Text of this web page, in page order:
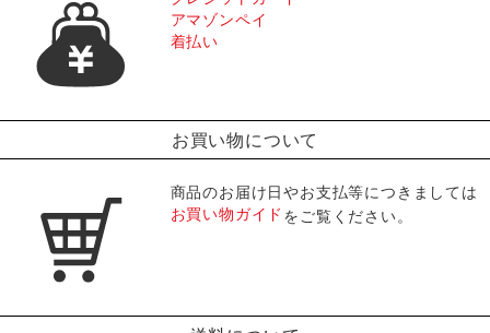
アマゾンペイ
着払い
お買い物について
商品のお届け日やお支払等につきましては
お買い物ガイド をご覧ください。